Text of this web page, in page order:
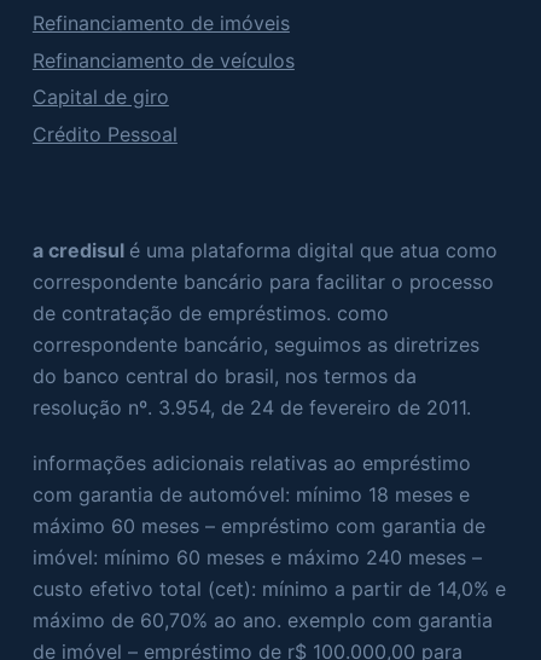
Refinanciamento de imóveis
Refinanciamento de veículos
Capital de giro
Crédito Pessoal
a credisul é uma plataforma digital que atua como
correspondente bancário para facilitar o processo
de contratação de empréstimos. como
correspondente bancário, seguimos as diretrizes
do banco central do brasil, nos termos da
resolução nº. 3.954, de 24 de fevereiro de 2011.
informações adicionais relativas ao empréstimo
com garantia de automóvel: mínimo 18 meses e
máximo 60 meses – empréstimo com garantia de
imóvel: mínimo 60 meses e máximo 240 meses –
custo efetivo total (cet): mínimo a partir de 14,0% e
máximo de 60,70% ao ano. exemplo com garantia
de imóvel – empréstimo de r$ 100.000,00 para